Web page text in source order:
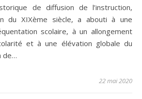
du XIXème siècle, a abouti à une
scolaire, à un allongement
et à une élévation globale du
de…
22 mai 2020